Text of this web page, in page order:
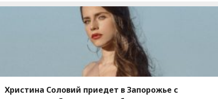
Христина Соловий приедет в Запорожье с